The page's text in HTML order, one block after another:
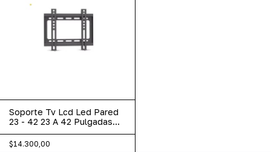
Soporte Tv Lcd Led Pared
23 - 42 23 A 42 Pulgadas
$14.300,00